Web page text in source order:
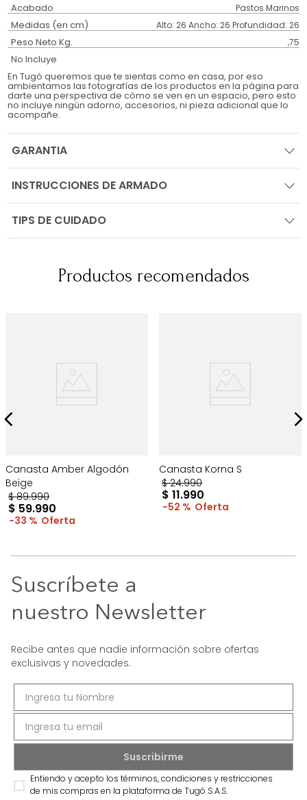
Acabado Pastos Marinos
Medidas (en cm) Alto: 26 Ancho: 26 Profundidad: 26
Peso Neto Kg. ,75
No Incluye
En Tugó queremos que te sientas como en casa, por eso
ambientamos las fotografías de los productos en la página para
darte una perspectiva de cómo se ven en un espacio, pero esto
no incluye ningún adorno, accesorios, ni pieza adicional que lo
acompañe.
GARANTIA
INSTRUCCIONES DE ARMADO
TIPS DE CUIDADO
Productos recomendados
Canasta Amber Algodón
Beige
$ 89.990
$ 59.990
33 %
Canasta Korna S
$ 24.990
$ 11.990
52 %
Suscríbete a
nuestro Newsletter
Recibe antes que nadie información sobre ofertas
exclusivas y novedades.
Entiendo y acepto los términos, condiciones y restricciones
de mis compras en la plataforma de Tugó S.A.S.